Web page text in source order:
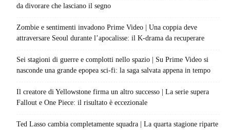
da divorare che lasciano il segno
Zombie e sentimenti invadono Prime Video | Una coppia deve
attraversare Seoul durante l’apocalisse: il K-drama da recuperare
Sei stagioni di guerre e complotti nello spazio | Su Prime Video si
nasconde una grande epopea sci-fi: la saga salvata appena in tempo
Il creatore di Yellowstone firma un altro successo | La serie supera
Fallout e One Piece: il risultato è eccezionale
Ted Lasso cambia completamente squadra | La quarta stagione riparte